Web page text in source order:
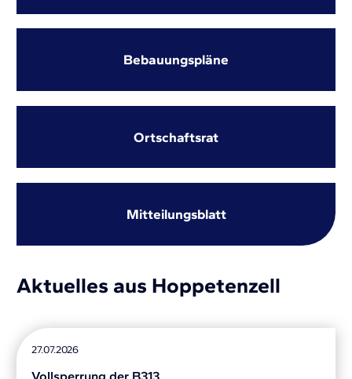
Bebauungspläne
Ortschaftsrat
Mitteilungsblatt
Aktuelles aus Hoppetenzell
27.07.2026